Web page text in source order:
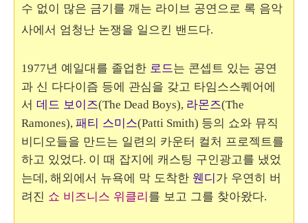
수 없이 많은 금기를 깨는 라이브 공연으로 록 음악
사에서 엄청난 논쟁을 일으킨 밴드다.
1977년 예일대를 졸업한 로드는 콘셉트 있는 공연
과 신 다다이즘 등에 관심을 갖고 타임스스퀘어에
서 데드 보이즈(The Dead Boys), 라몬즈(The
Ramones), 패티 스미스(Patti Smith) 등의 쇼와 뮤직
비디오들을 만드는 일련의 카운터 컬처 프로젝트를
하고 있었다. 이 때 잡지에 캐스팅 구인광고를 냈었
는데, 해외에서 뉴욕에 막 도착한 웬디가 우연히 버
려진 쇼 비즈니스 위클리를 보고 그를 찾아왔다.